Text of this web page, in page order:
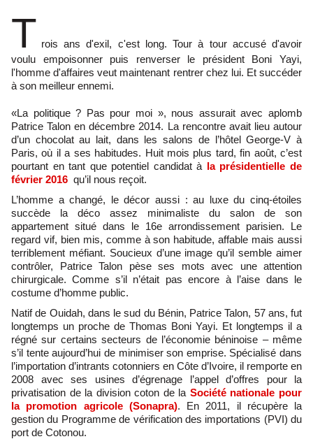
T rois ans d'exil, c'est long. Tour à tour accusé d'avoir
voulu empoisonner puis renverser le président Boni Yayi,
l'homme d'affaires veut maintenant rentrer chez lui. Et succéder
à son meilleur ennemi.
«La politique ? Pas pour moi », nous assurait avec aplomb
Patrice Talon en décembre 2014. La rencontre avait lieu autour
d’un chocolat au lait, dans les salons de l’hôtel George-V à
Paris, où il a ses habitudes. Huit mois plus tard, fin août, c’est
pourtant en tant que potentiel candidat à la présidentielle de
février 2016 qu’il nous reçoit.
L’homme a changé, le décor aussi : au luxe du cinq-étoiles
succède la déco assez minimaliste du salon de son
appartement situé dans le 16e arrondissement parisien. Le
regard vif, bien mis, comme à son habitude, affable mais aussi
terriblement méfiant. Soucieux d’une image qu’il semble aimer
contrôler, Patrice Talon pèse ses mots avec une attention
chirurgicale. Comme s’il n’était pas encore à l’aise dans le
costume d’homme public.
Natif de Ouidah, dans le sud du Bénin, Patrice Talon, 57 ans, fut
longtemps un proche de Thomas Boni Yayi. Et longtemps il a
régné sur certains secteurs de l’économie béninoise – même
s’il tente aujourd’hui de minimiser son emprise. Spécialisé dans
l’importation d’intrants cotonniers en Côte d’Ivoire, il remporte en
2008 avec ses usines d’égrenage l’appel d’offres pour la
privatisation de la division coton de la Société nationale pour
la promotion agricole (Sonapra). En 2011, il récupère la
gestion du Programme de vérification des importations (PVI) du
port de Cotonou.